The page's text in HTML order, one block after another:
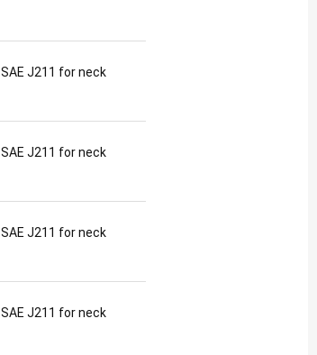
SAE J211 for neck
SAE J211 for neck
SAE J211 for neck
SAE J211 for neck